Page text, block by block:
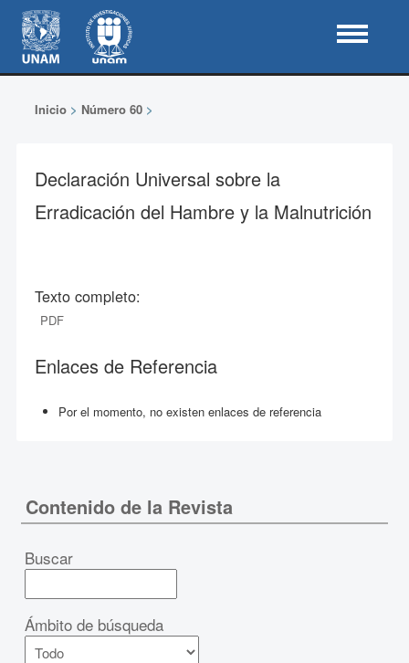
Inicio> Número 60>
Declaración Universal sobre la
Erradicación del Hambre y la Malnutrición
Texto completo:
PDF
Enlaces de Referencia
Por el momento, no existen enlaces de referencia
Contenido de la Revista
Buscar
Ámbito de búsqueda